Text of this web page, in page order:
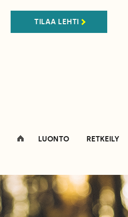
TILAA LEHTI
LUONTO RETKEILY